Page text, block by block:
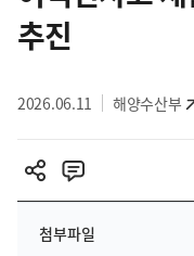
츠
영추진
2026.06.11 해양수산부
첨부파일